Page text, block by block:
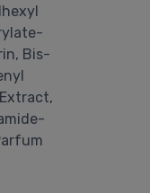
Bis-